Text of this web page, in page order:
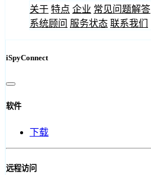
关于 特点 企业 常见问题解答
系统顾问 服务状态 联系我们
iSpyConnect
软件
下载
远程访问